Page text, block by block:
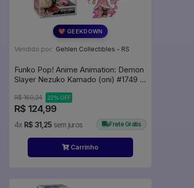
💖 GEEKDOWN
Vendido por: Gehlen Collectibles - RS
Funko Pop! Anime Animation: Demon
Slayer Nezuko Kamado (oni) #1749 -
#1749
R$ 160,24 22% OFF
R$ 124,99
4x R$ 31,25 sem juros Frete Grátis
Carrinho